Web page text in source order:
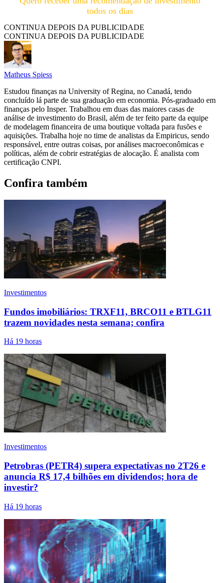
todos os dias
CONTINUA DEPOIS DA PUBLICIDADE
CONTINUA DEPOIS DA PUBLICIDADE
Matheus Spiess
Estudou finanças na University of Regina, no Canadá, tendo
concluído lá parte de sua graduação em economia. Pós-graduado em
finanças pelo Insper. Trabalhou em duas das maiores casas de
análise de investimento do Brasil, além de ter feito parte da equipe
de modelagem financeira de uma boutique voltada para fusões e
aquisições. Trabalha hoje no time de analistas da Empiricus, sendo
responsável, entre outras coisas, por análises macroeconômicas e
políticas, além de cobrir estratégias de alocação. É analista com
certificação CNPI.
Confira também
Investimentos
Fundos imobiliários: TRXF11, BRCO11 e BTLG11
trazem novidades nesta semana; confira
Há 19 horas
Investimentos
Petrobras (PETR4) supera expectativas no 2T26 e
anuncia R$ 17,4 bilhões em dividendos; hora de
investir?
Há 19 horas